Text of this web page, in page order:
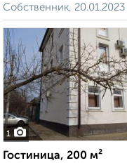
Собственник, 20.01.2023
1
Гостиница, 200 м²